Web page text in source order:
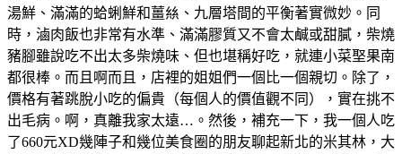
湯鮮、滿滿的蛤蜊鮮和薑𢇃、九層塔間的平衡著實微妙。同
時，滷肉飯也非常有水準、滿滿膠質又不會太鹹或甜膩，柴燒
豬腳雖說吃不出太多柴燒味、但也堪稱好吃，就連小菜埾果南
都很棒。而且啊而且，店裡的姐姐們一個比一個親切。除了，
價格有著跳脫小吃的偏貴（每個人的價值觀不同），實在挑不
出毛病。啊，真離我家太遠…。然後，補充一下，我一個人吃
了660元XD幾陣子和幾位美食圈的朋友聊起新北的米其林，大